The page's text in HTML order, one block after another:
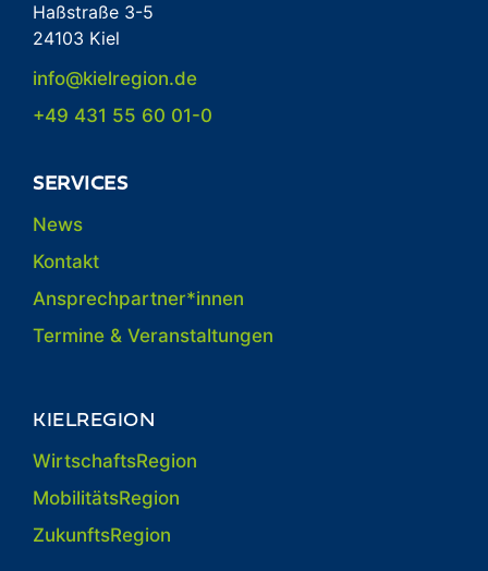
Haßstraße 3-5
24103 Kiel
info@kielregion.de
+49 431 55 60 01-0
SERVICES
News
Kontakt
Ansprechpartner*innen
Termine & Veranstaltungen
KIELREGION
WirtschaftsRegion
MobilitätsRegion
ZukunftsRegion